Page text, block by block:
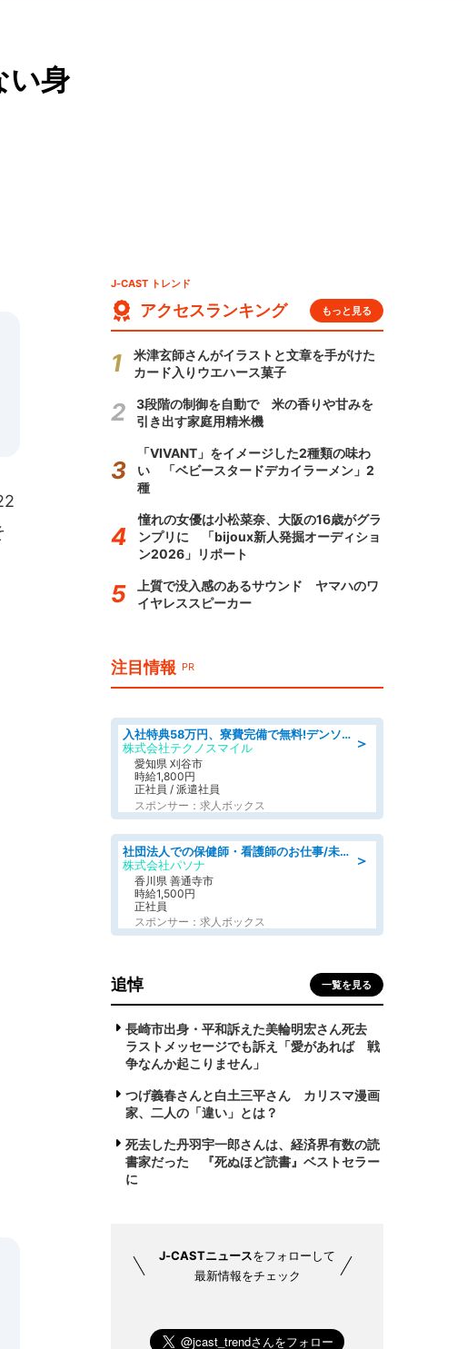
い身
J-CAST トレンド
アクセスランキング もっと見る
米津玄師さんがイラストと文章を手がけた
カード入りウエハース菓子
3段階の制御を自動で 米の香りや甘みを
引き出す家庭用精米機
「VIVANT」をイメージした2種類の味わ
い 「ベビースタードデカイラーメン」2
種
憧れの女優は小松菜奈、大阪の16歳がグラ
ンプリに 「bijoux新人発掘オーディショ
ン2026」リポート
上質で没入感のあるサウンド ヤマハのワ
イヤレススピーカー
注目情報 PR
＞
入社特典58万円、寮費完備で無料!デンソーで働こう!自動車工場で小型部品の検査業務 denso aichi
株式会社テクノスマイル
愛知県 刈谷市
時給1,800円
正社員 / 派遣社員
スポンサー：求人ボックス
＞
社団法人での保健師・看護師のお仕事/未経験OK/要資格:普通免許、保健師、正看護師
株式会社パソナ
香川県 善通寺市
時給1,500円
正社員
スポンサー：求人ボックス
追悼 一覧を見る
長崎市出身・平和訴えた美輪明宏さん死去
ラストメッセージでも訴え「愛があれば 戦
争なんか起こりません」
つげ義春さんと白土三平さん カリスマ漫画
家、二人の「違い」とは？
死去した丹羽宇一郎さんは、経済界有数の読
書家だった 『死ぬほど読書』ベストセラー
に
J-CASTニュースをフォローして
最新情報をチェック